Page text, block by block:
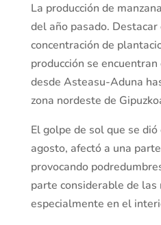
La producción de
del año pasado.
concentración de
producción se
desde Asteasu-Aduna
zona nordeste de
El golpe de sol que se
agosto, afectó a una
provocando
parte considerable de las
especialmente en el